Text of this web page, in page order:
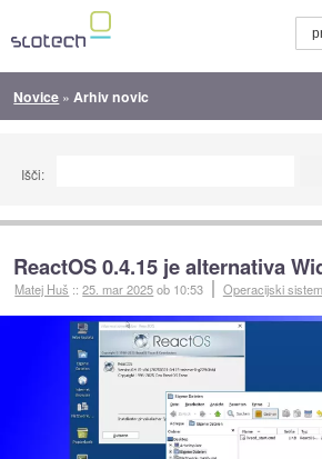
Novice » Arhiv novic
Išči:
ReactOS 0.4.15 je alternativa
Matej Huš ::25. mar 2025ob 10:53 Operacijski